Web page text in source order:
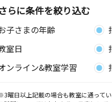
さらに条件を絞り込む
子さまの年齢
室日
ンライン&教室学習
曜日以上記載の場合も教室に通ってい